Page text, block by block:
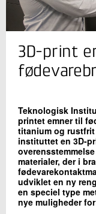
Jeg er din
Morten Lisberg
Seniorkonsulent
Industriel 3D print
Skriv til mig
3D-print
Teknologisk
printet emner til
titanium og rustfrit
instituttet en 3D-
materialer, der i
udviklet en ny
en speciel type
nye muligheder